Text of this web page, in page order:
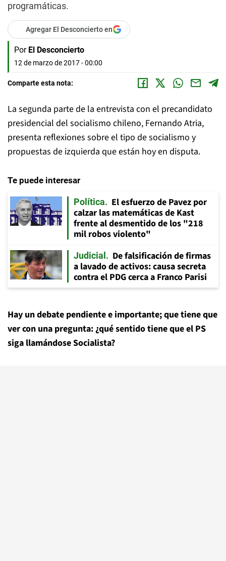
programáticas.
Agregar El Desconcierto en
Por El Desconcierto
12 de marzo de 2017 - 00:00
Comparte esta nota:
La segunda parte de la entrevista con el precandidato
presidencial del socialismo chileno, Fernando Atria,
presenta reflexiones sobre el tipo de socialismo y
propuestas de izquierda que están hoy en disputa.
Te puede interesar
Política
El esfuerzo de Pavez por
calzar las matemáticas de Kast
frente al desmentido de los "218
mil robos violento"
Judicial
De falsificación de firmas
a lavado de activos: causa secreta
contra el PDG cerca a Franco Parisi
Hay un debate pendiente e importante; que tiene que
ver con una pregunta: ¿qué sentido tiene que el PS
siga llamándose Socialista?